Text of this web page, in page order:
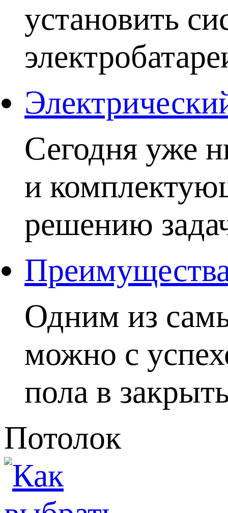
установить
Сегодня уже
и
решению
Одним из
можно с
пола в
Потолок